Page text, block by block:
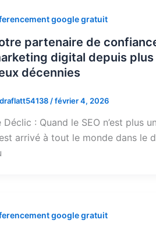
google gratuit
partenaire de
digital depuis plus
décennies
/février 4, 2026
Déclic : Quand le SEO n’est plus
arrivé à tout le monde dans le
google gratuit